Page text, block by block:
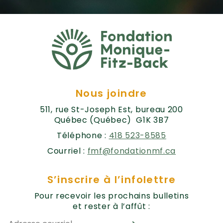
Nous joindre
511, rue St-Joseph Est, bureau 200
Québec (Québec) G1K 3B7
Téléphone : 418 523-8585
Courriel : fmf@fondationmf.ca
S’inscrire à l’infolettre
Pour recevoir les prochains bulletins
et rester à l’affût :